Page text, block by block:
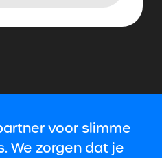
voor slimme
We zorgen dat je